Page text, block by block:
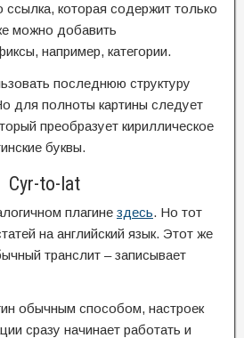
ссылка, которая содержит только
можно добавить
например, категории.
последнюю структуру
для полноты картины следует
преобразует кириллическое
буквы.
Cyr-to-lat
плагине здесь. Но тот
на английский язык. Этот же
транслит – записывает
обычным способом, настроек
сразу начинает работать и